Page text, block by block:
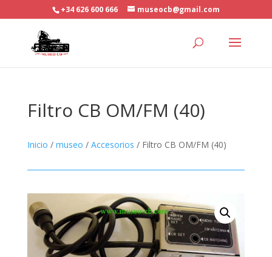
+34 626 600 666 museocb@gmail.com
Filtro CB OM/FM (40)
Inicio / museo / Accesorios / Filtro CB OM/FM (40)